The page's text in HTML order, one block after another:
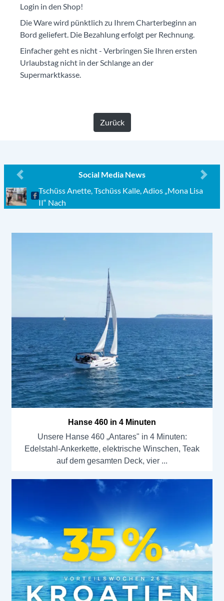
Login in den Shop!
Die Ware wird pünktlich zu Ihrem Charterbeginn an
Bord geliefert. Die Bezahlung erfolgt per Rechnung.
Einfacher geht es nicht - Verbringen Sie Ihren ersten
Urlaubstag nicht in der Schlange an der
Supermarktkasse.
Zurück
Social Media News
Previous
Next
Tschüss Anette, Tschüss Kalle, Adios „Mona Lisa
II“ Nach
Hanse 460 in 4 Minuten
Unsere Hanse 460 „Antares" in 4 Minuten:
Edelstahl-Ankerkette, elektrische Winschen, Teak
auf dem gesamten Deck, vier